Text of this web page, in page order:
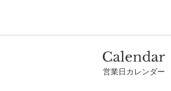
営業日カレンダー